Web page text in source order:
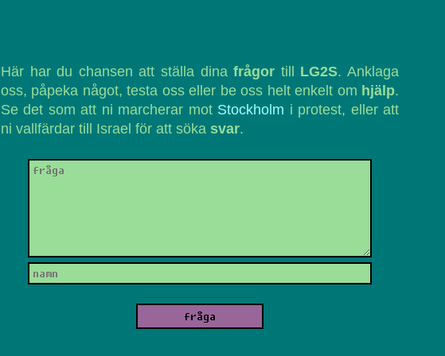
Här har du chansen att ställa dinafrågor till LG2S. Anklaga
oss, påpeka något, testa oss eller be oss helt enkelt om hjälp.
Se det som att ni marcherar mot Stockholm i protest, eller att
ni vallfärdar till Israel för att söka svar.